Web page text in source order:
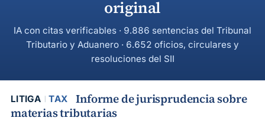
original
IA con citas verificables · 9.886 sentencias del Tribunal
Tributario y Aduanero · 6.652 oficios, circulares y
resoluciones del SII
LITIGA TAX
Informe de jurisprudencia sobre
materias tributarias